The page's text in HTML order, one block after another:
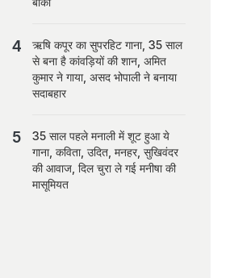
ऋषि कपूर का सुपरहिट गाना, 35 साल
से बना है कांवड़ियों की शान, अमित
कुमार ने गाया, असद भोपाली ने बनाया
सदाबहार
35 साल पहले मनाली में शूट हुआ ये
गाना, कविता, उदित, मनहर, सुखिवंदर
की आवाज, दिल चुरा ले गई मनीषा की
मासूमियत